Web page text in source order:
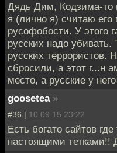
Дядь Дим, Кодзима-то
я (лично я) считаю его
русофобости. У этого
русских надо убивать.
русских террористов.
сбросили, а этот г...н
место, а русские у
goosetea »
#36 | 10.09.15 23:22
Есть богато сайтов
настоящими тетками!!